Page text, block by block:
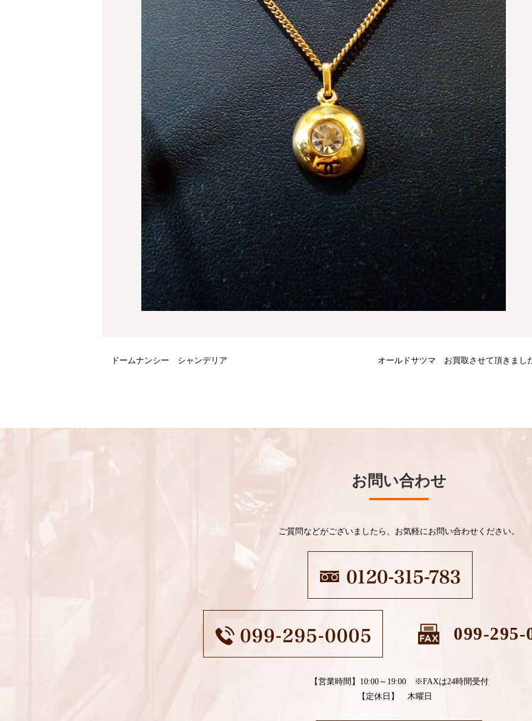
ドームナンシー シャンデリア オールドサツマ お買取させて頂きまし
お問い合わせ
ご質問などがございましたら、お気軽にお問い合わせください。
099-295-
【営業時間】10:00～19:00 ※FAXは24時間受付
【定休日】 木曜日